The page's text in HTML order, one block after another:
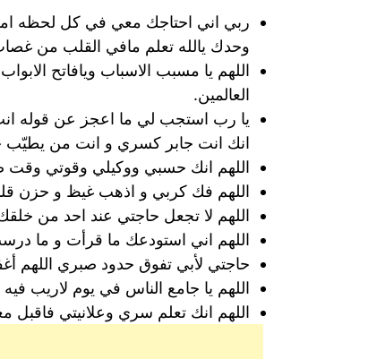
ربي اني احتاجك معي في كل لحظه امر
وحدك يالله تعلم مافي القلب من
اللهم يا مسبب الاسباب ويافاتح
العالمين.
يا رب استجب لي ما اعجز عن قوله
انك انت جابر كسري و انت من يطيّب
اللهم انك حسبي ووكيلي وقوتي
اللهم فك كربي و اذهب غيظ و حزن
اللهم لا تجعل حاجتي عند احد من
اللهم اني استودعك ما قرأت و ما
حاجتي لأبي تفوق حدود صبري اللهم
اللهم يا جامع الناس في يوم لاريب
اللهم انك تعلم سري وعلانيتي